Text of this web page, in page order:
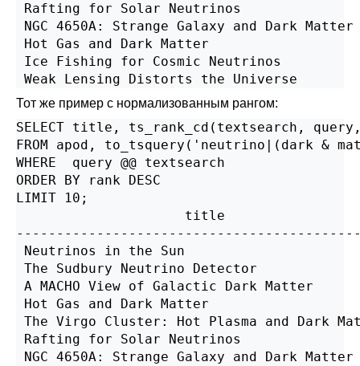
Rafting for Solar Neutrinos
NGC 4650A: Strange Galaxy and Dark
Hot Gas and Dark Matter
Ice Fishing for Cosmic Neutrinos
Тот же пример с нормализованным рангом:
SELECT title, ts_rank_cd(textsearch,
FROM apod, to_tsquery('neutrino|(dark &
WHERE  query @@ textsearch
ORDER BY rank DESC
LIMIT 10;
title
Neutrinos in the Sun
The Sudbury Neutrino Detector
A MACHO View of Galactic Dark Matter
Hot Gas and Dark Matter
The Virgo Cluster: Hot Plasma and Dark
Rafting for Solar Neutrinos
NGC 4650A: Strange Galaxy and Dark